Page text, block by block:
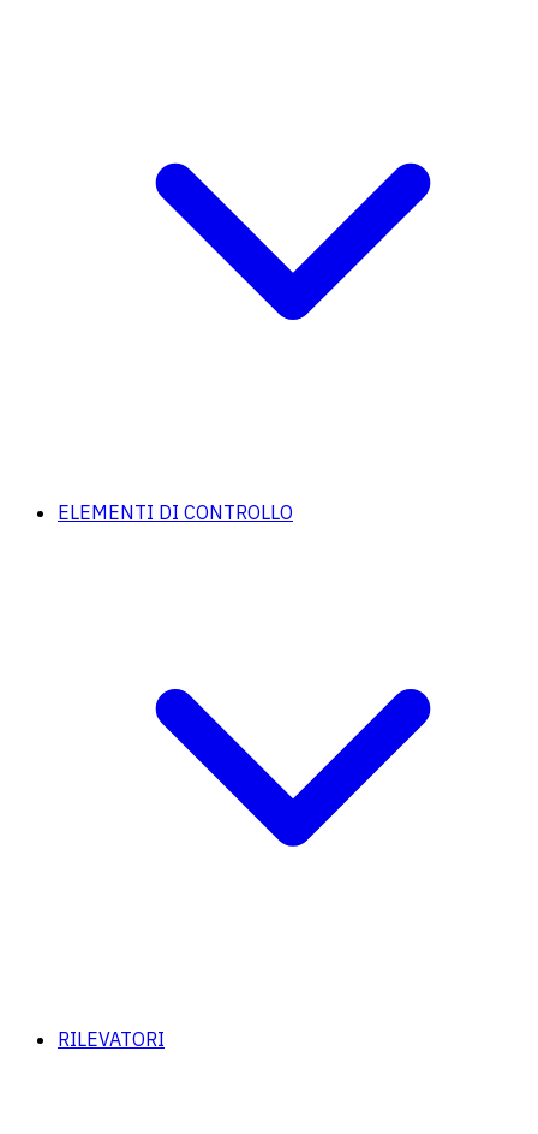
ELEMENTI DI CONTROLLO
RILEVATORI